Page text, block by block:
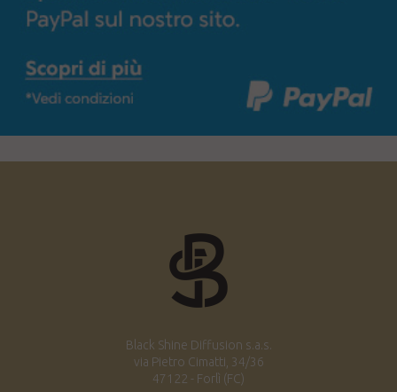
Black Shine Diffusion s.a.s.
via Pietro Cimatti, 34/36
47122 - Forlì (FC)